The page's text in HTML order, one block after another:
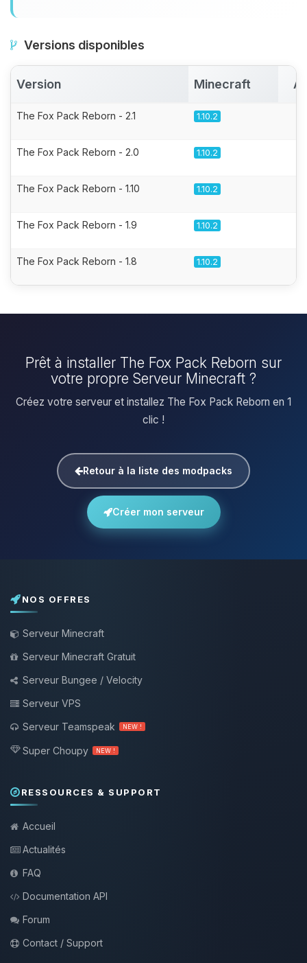
Versions disponibles
Version Minecraft
The Fox Pack Reborn - 2.1 1.10.2
The Fox Pack Reborn - 2.0 1.10.2
The Fox Pack Reborn - 1.10 1.10.2
The Fox Pack Reborn - 1.9 1.10.2
The Fox Pack Reborn - 1.8 1.10.2
Prêt à installer The Fox Pack Reborn sur
votre propre Serveur Minecraft ?
Créez votre serveur et installez The Fox Pack Reborn en 1
clic !
Retour à la liste des modpacks
Créer mon serveur
NOS OFFRES
Serveur Minecraft
Serveur Minecraft Gratuit
Serveur Bungee / Velocity
Serveur VPS
Serveur Teamspeak
NEW !
Super Choupy NEW !
RESSOURCES & SUPPORT
Accueil
Actualités
FAQ
Documentation API
Forum
Contact / Support